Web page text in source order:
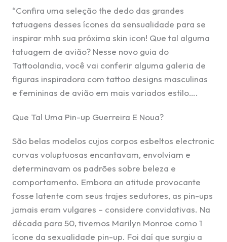
“Confira uma seleção the dedo das grandes
tatuagens desses ícones da sensualidade para se
inspirar mhh sua próxima skin icon! Que tal alguma
tatuagem de avião? Nesse novo guia do
Tattoolandia, você vai conferir alguma galeria de
figuras inspiradora com tattoo designs masculinas
e femininas de avião em mais variados estilo….
Que Tal Uma Pin-up Guerreira E Noua?
São belas modelos cujos corpos esbeltos electronic
curvas voluptuosas encantavam, envolviam e
determinavam os padrões sobre beleza e
comportamento. Embora an atitude provocante
fosse latente com seus trajes sedutores, as pin-ups
jamais eram vulgares – considere convidativas. Na
década para 50, tivemos Marilyn Monroe como 1
ícone da sexualidade pin-up. Foi daí que surgiu a